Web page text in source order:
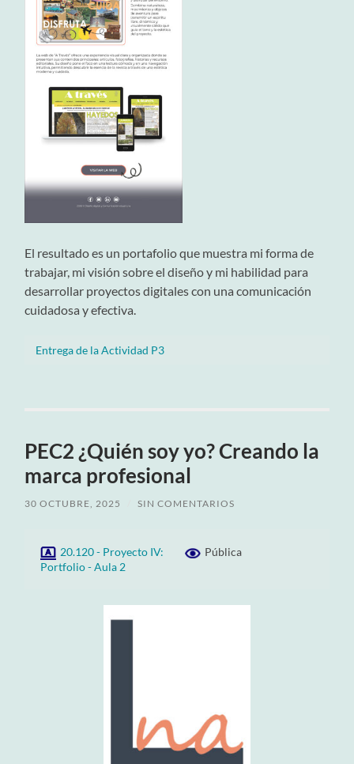
El resultado es un portafolio que muestra mi forma de
trabajar, mi visión sobre el diseño y mi habilidad para
desarrollar proyectos digitales con una comunicación
cuidadosa y efectiva.
Entrega de la Actividad P3
PEC2 ¿Quién soy yo? Creando la
marca profesional
30 OCTUBRE, 2025 SIN COMENTARIOS
20.120 - Proyecto IV:
Portfolio - Aula 2
Pública